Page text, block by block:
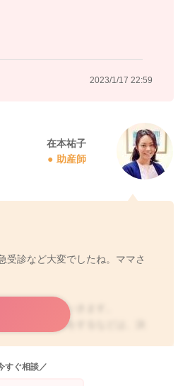
2023/1/17 22:59
在本祐子
助産師
受診など大変でしたね。ママさ
発達させていきます。
鼻水、下痢をするなどは、決
すぐ相談／